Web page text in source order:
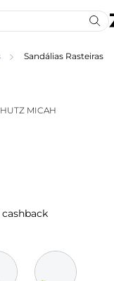
Sandálias Rasteiras
MICAH
cashback